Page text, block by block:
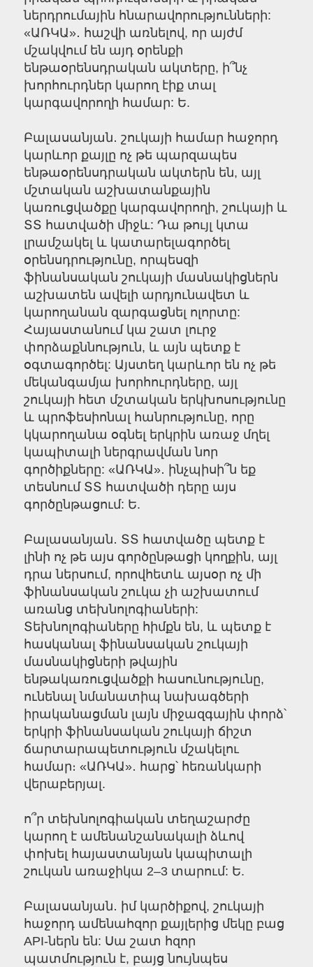
ներդրումային հնարավորությունների:
«ԱՌԿԱ»․ հաշվի առնելով, որ այժմ
մշակվում են այդ օրենքի
ենթաօրենսդրական ակտերը, ի՞նչ
խորհուրդներ կարող էիք տալ
կարգավորողի համար: Ե.
Բալասանյան․ շուկայի համար հաջորդ
կարևոր քայլը ոչ թե պարզապես
ենթաօրենսդրական ակտերն են, այլ
մշտական աշխատանքային
կառուցվածքը կարգավորողի, շուկայի և
ՏՏ հատվածի միջև: Դա թույլ կտա
լրամշակել և կատարելագործել
օրենսդրությունը, որպեսզի
ֆինանսական շուկայի մասնակիցներն
աշխատեն ավելի արդյունավետ և
կարողանան զարգացնել ոլորտը:
Հայաստանում կա շատ լուրջ
փորձաքննություն, և այն պետք է
օգտագործել: Այստեղ կարևոր են ոչ թե
մեկանգամյա խորհուրդները, այլ
շուկայի հետ մշտական երկխոսությունը
և պրոֆեսիոնալ հանրությունը, որը
կկարողանա օգնել երկրին առաջ մղել
կապիտալի ներգրավման նոր
գործիքները: «ԱՌԿԱ»․ ինչպիսի՞ն եք
տեսնում ՏՏ հատվածի դերը այս
գործընթացում: Ե.
Բալասանյան․ ՏՏ հատվածը պետք է
լինի ոչ թե այս գործընթացի կողքին, այլ
դրա ներսում, որովհետև այսօր ոչ մի
ֆինանսական շուկա չի աշխատում
առանց տեխնոլոգիաների:
Տեխնոլոգիաները հիմքն են, և պետք է
հասկանալ ֆինանսական շուկայի
մասնակիցների թվային
ենթակառուցվածքի հասունությունը,
ունենալ նմանատիպ նախագծերի
իրականացման լայն միջազգային փորձ՝
երկրի ֆինանսական շուկայի ճիշտ
ճարտարապետություն մշակելու
համար։ «ԱՌԿԱ»․ հարց՝ հեռանկարի
վերաբերյալ.
ո՞ր տեխնոլոգիական տեղաշարժը
կարող է ամենանշանակալի ձևով
փոխել հայաստանյան կապիտալի
շուկան առաջիկա 2–3 տարում: Ե.
Բալասանյան․ իմ կարծիքով, շուկայի
հաջորդ ամենահզոր քայլերից մեկը բաց
API-ներն են: Սա շատ հզոր
պատմություն է, բայց նույնպես